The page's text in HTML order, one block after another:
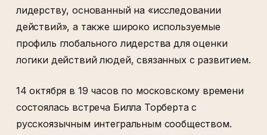
лидерству, основанный на «исследовании
действий», а также широко используемые
профиль глобального лидерства для оценки
логики действий людей, связанных с развитием.
14 октября в 19 часов по московскому времени
состоялась встреча Билла Торберта с
русскоязычным интегральным сообществом.